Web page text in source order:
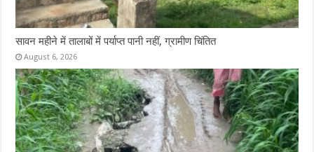
सावन महीने में तालाबों में पर्याप्त पानी नहीं, ग्रामीण चिंतित
August 6, 2026